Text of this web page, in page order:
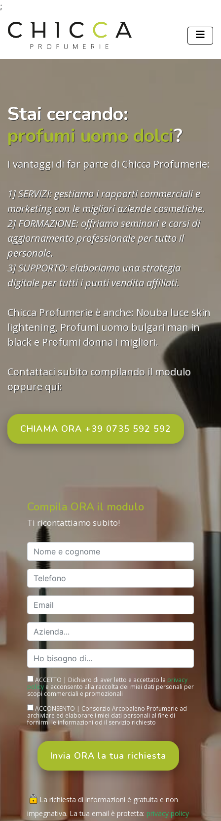
;
Stai cercando:
profumi uomo dolci?
I vantaggi di far parte di Chicca Profumerie:
1] SERVIZI: gestiamo i rapporti commerciali e
marketing con le migliori aziende cosmetiche.
2] FORMAZIONE: offriamo seminari e corsi di
aggiornamento professionale per tutto il
personale.
3] SUPPORTO: elaboriamo una strategia
digitale per tutti i punti vendita affiliati.
Chicca Profumerie è anche: Nouba luce skin
lightening, Profumi uomo bulgari man in
black e Profumi donna i migliori.
Contattaci subito compilando il modulo
oppure qui:
CHIAMA ORA +39 0735 592 592
Compila ORA il modulo
Ti ricontattiamo subito!
ACCETTO | Dichiaro di aver letto e accettato la privacy
policy e acconsento alla raccolta dei miei dati personali per
scopi commerciali e promozionali
ACCONSENTO | Consorzio Arcobaleno Profumerie ad
archiviare ed elaborare i miei dati personali al fine di
fornirmi le informazioni od il servizio richiesto
La richiesta di informazioni è gratuita e non
impegnativa. La tua email è protetta: privacy policy